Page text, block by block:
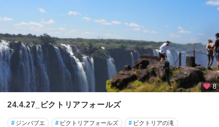
8
24.4.27_ビクトリアフォールズ
# ジンバブエ # ビクトリアフォールズ # ビクトリアの滝